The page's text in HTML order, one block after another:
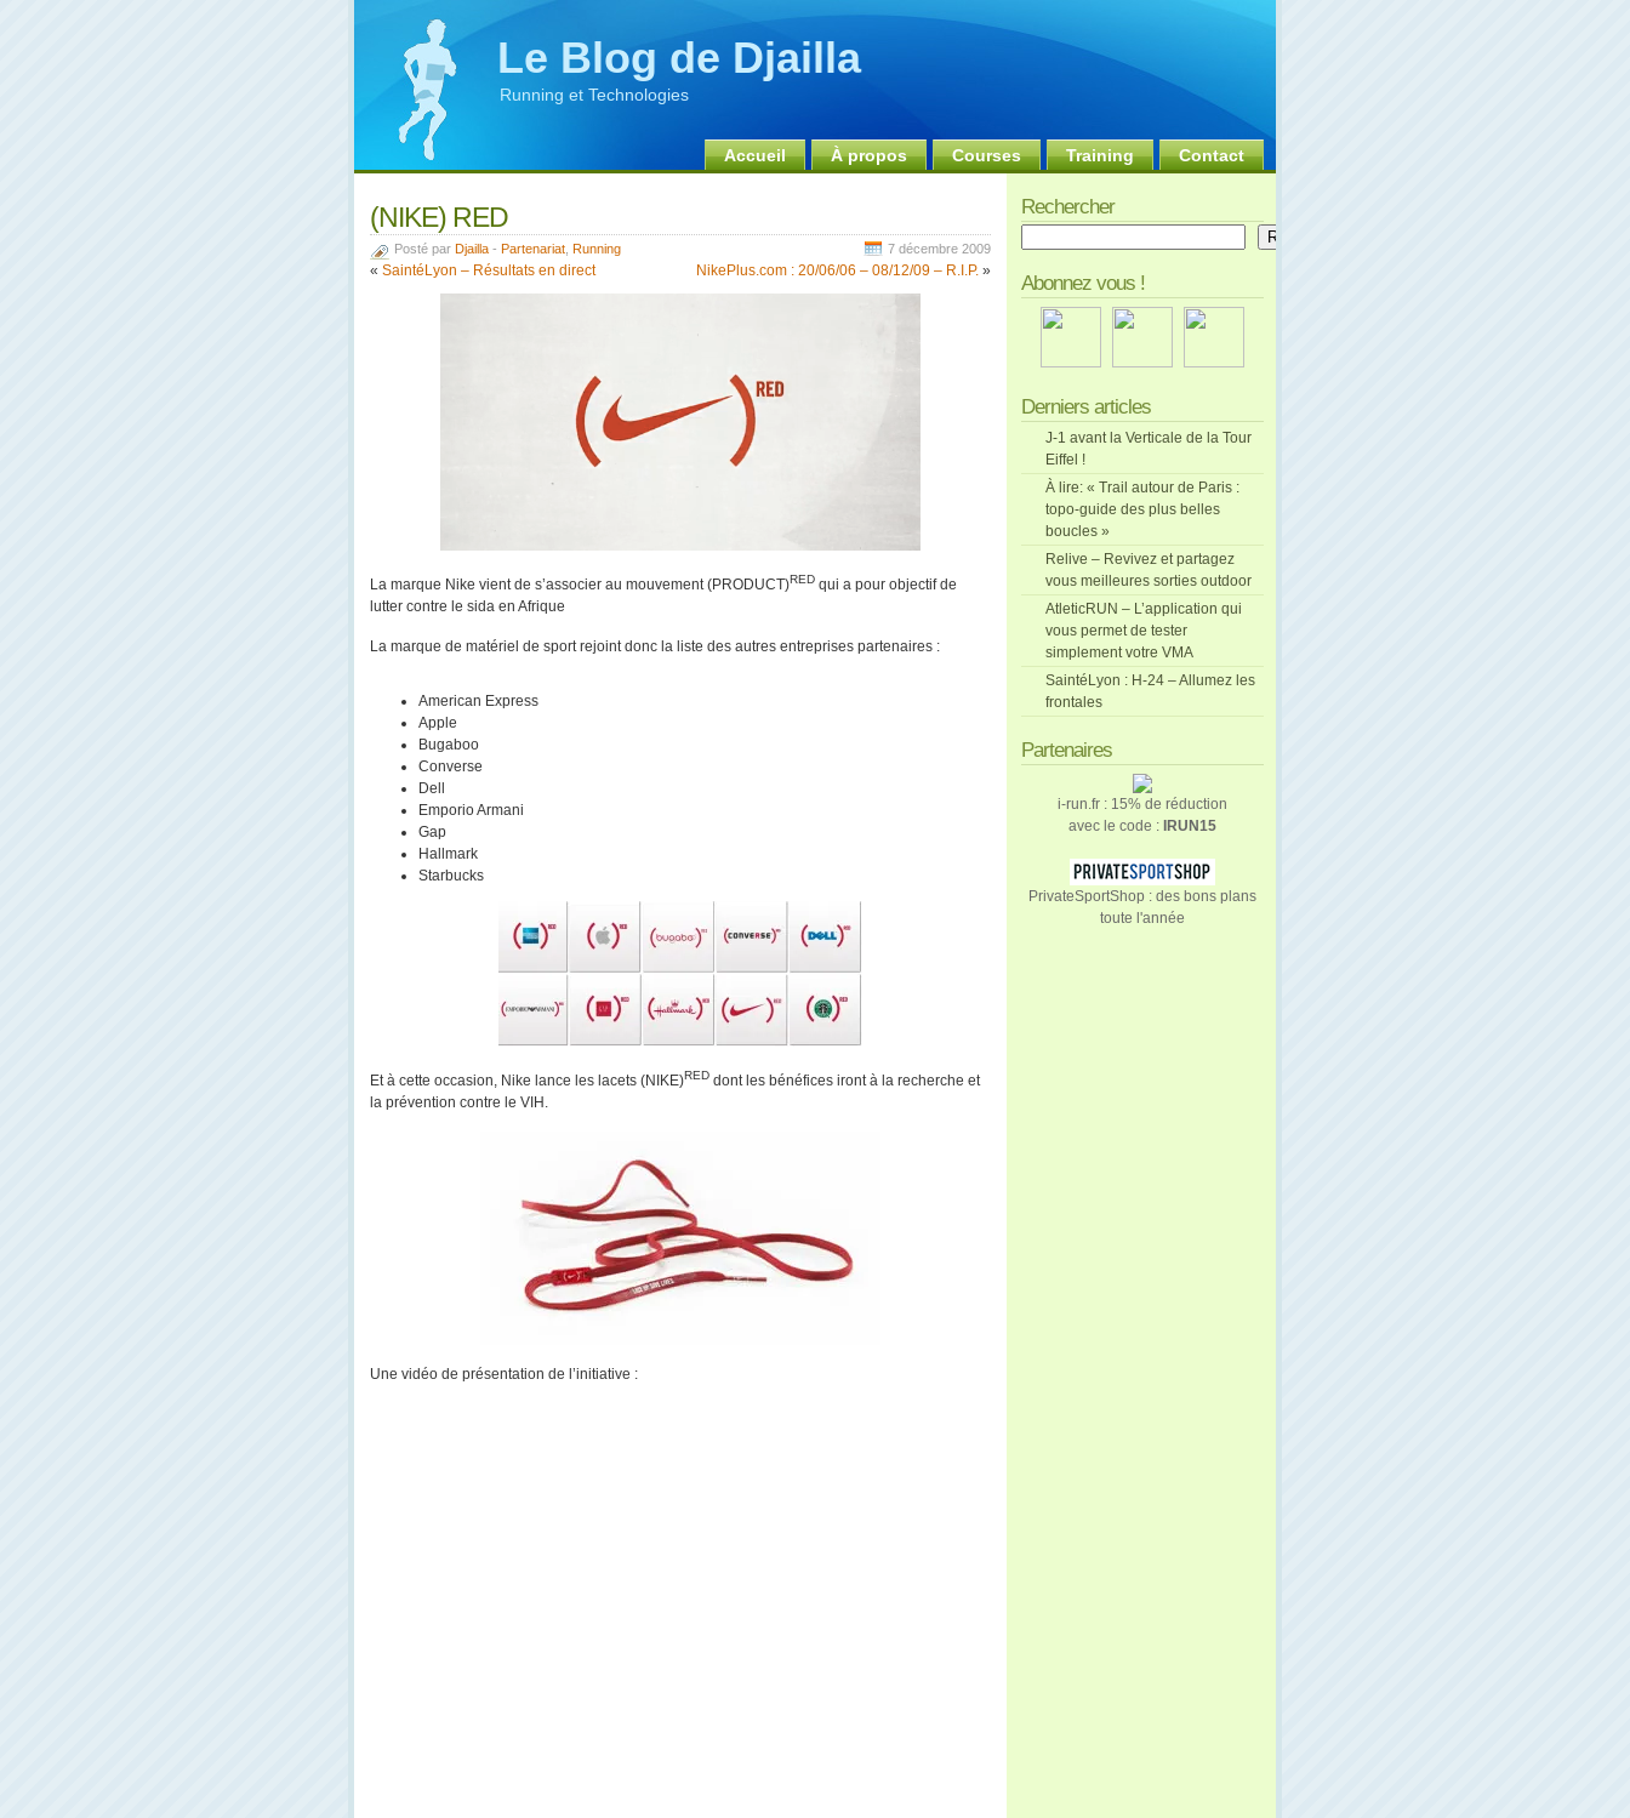
Le Blog de Djailla
Running et Technologies
Accueil À propos Courses Training Contact
(NIKE) RED
Posté par Djailla - Partenariat Running 7 décembre 2009
« SaintéLyon – Résultats en direct NikePlus.com : 20/06/06 – 08/12/09 – R.I.P. »
La marque Nike vient de s’associer au mouvement (PRODUCT)RED qui a pour objectif de
lutter contre le sida en Afrique
La marque de matériel de sport rejoint donc la liste des autres entreprises partenaires :
American Express
Apple
Bugaboo
Converse
Dell
Emporio Armani
Gap
Hallmark
Starbucks
Et à cette occasion, Nike lance les lacets (NIKE)RED dont les bénéfices iront à la recherche et
la prévention contre le VIH.
Une vidéo de présentation de l’initiative :
Rechercher
Rechercher
Abonnez vous !
Derniers articles
J-1 avant la Verticale de la Tour
Eiffel !
À lire: « Trail autour de Paris :
topo-guide des plus belles
boucles »
Relive – Revivez et partagez
vous meilleures sorties outdoor
AtleticRUN – L’application qui
vous permet de tester
simplement votre VMA
SaintéLyon : H-24 – Allumez les
frontales
Partenaires
i-run.fr : 15% de réduction
avec le code : IRUN15
PrivateSportShop : des bons plans
toute l'année